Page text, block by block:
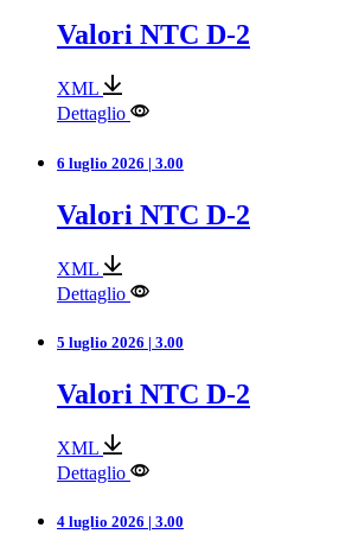
Valori NTC D-2
XML
Dettaglio
6 luglio 2026 | 3.00
Valori NTC D-2
XML
Dettaglio
5 luglio 2026 | 3.00
Valori NTC D-2
XML
Dettaglio
4 luglio 2026 | 3.00